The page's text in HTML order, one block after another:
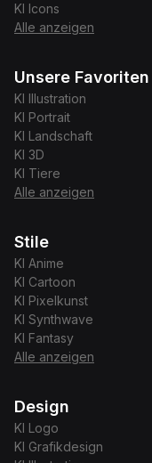
KI
Icons
Alle anzeigen
Unsere Favoriten
KI
Illustration
KI Portrait
KI Landschaft
KI 3D
KI Tiere
Alle anzeigen
Stile
KI Anime
KI Cartoon
KI Pixelkunst
KI Synthwave
KI Fantasy
Alle anzeigen
Design
KI Logo
KI Grafikdesign